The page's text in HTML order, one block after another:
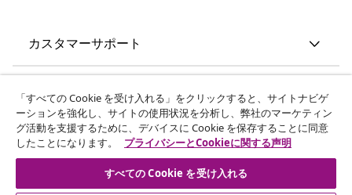
カスタマーサポート
vidaXL
「すべての Cookie を受け入れる」をクリックすると、サイトナビゲ
ーションを強化し、サイトの使用状況を分析し、弊社のマーケティン
グ活動を支援するために、デバイスに Cookie を保存することに同意
したことになります。
プライバシーとCookieに関する声明
すべての Cookie を受け入れる